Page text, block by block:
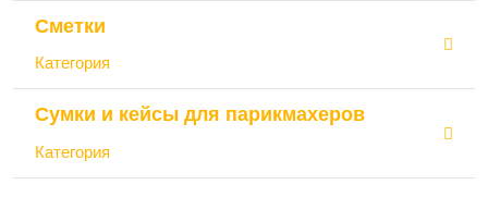
Сметки
Категория
Сумки и кейсы для парикмахеров
Категория